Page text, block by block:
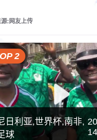
源:网友上传
2
日利亚,世界杯,南非,
球
14